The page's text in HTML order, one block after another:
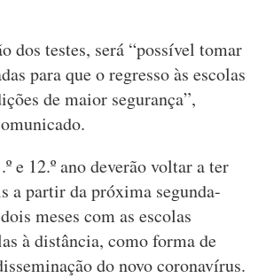
dos testes, será “possível tomar
para que o regresso às escolas
de maior segurança”,
e 12.º ano deverão voltar a ter
a partir da próxima segunda-
meses com as escolas
à distância, como forma de
do novo coronavírus.